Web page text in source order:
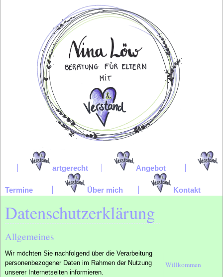
artgerecht Angebot
Termine Über mich Kontakt
Datenschutzerklärung
Allgemeines
Wir möchten Sie nachfolgend über die Verarbeitung
personenbezogener Daten im Rahmen der Nutzung
unserer Internetseiten informieren.
Willkommen